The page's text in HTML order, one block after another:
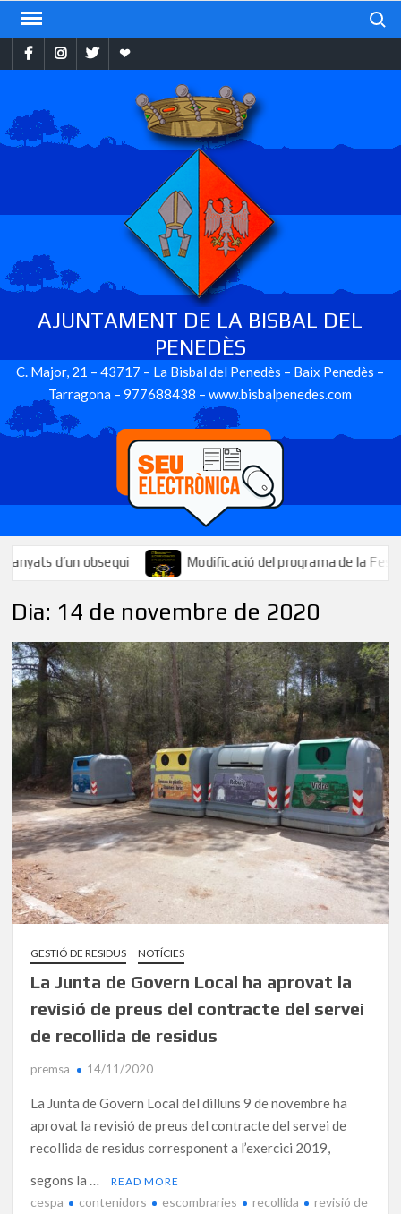
Skip
contentFacebookInstragram
TwitterEbando
AJUNTAMENT DE LA BISBAL DEL
PENEDÈS
C. Major, 21 – 43717 – La Bisbal del Penedès – Baix Penedès –
Tarragona – 977688438 – www.bisbalpenedes.com
obsequi Modificació del programa de la Festa Major:
Dia: 14 de novembre de 2020
GESTIÓ DE RESIDUS NOTÍCIES
La Junta de Govern Local ha aprovat la
revisió de preus del contracte del servei
de recollida de residus
premsa 14/11/2020
La Junta de Govern Local del dilluns 9 de novembre ha
aprovat la revisió de preus del contracte del servei de
recollida de residus corresponent a l’exercici 2019,
segons la …
READ MORE
cespa contenidors escombraries recollida
revisió de